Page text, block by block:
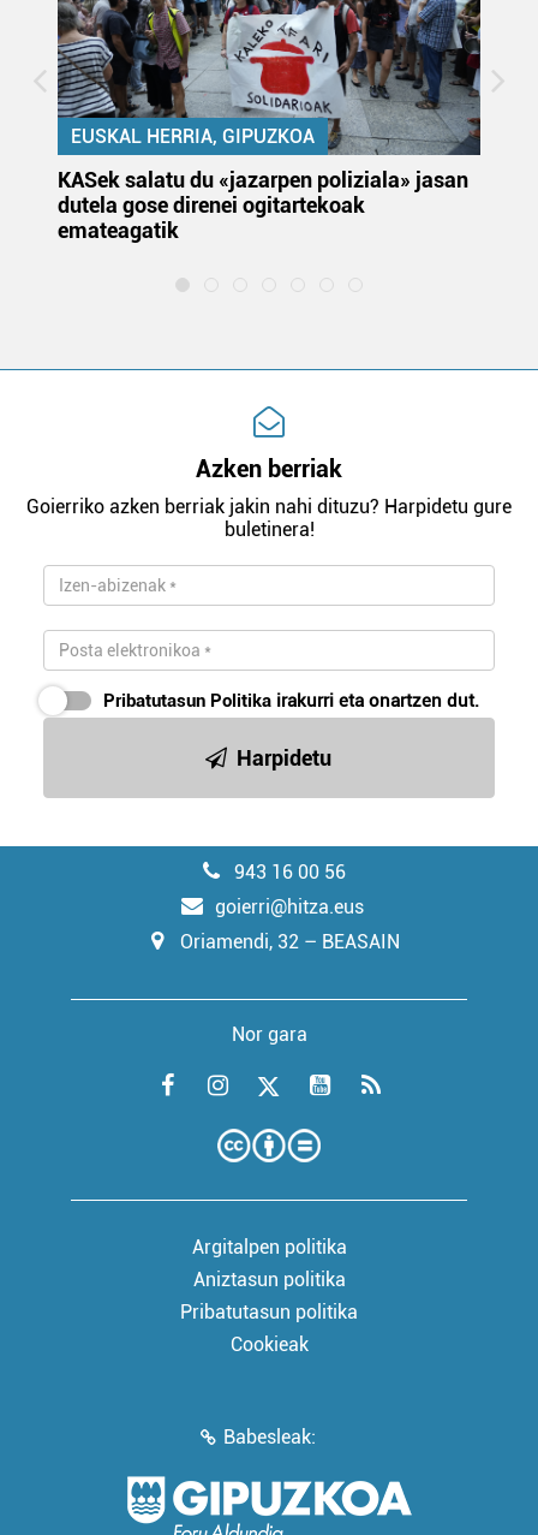
EUSKAL HERRIA, GIPUZKOA
KASek salatu du «jazarpen poliziala» jasan
dutela gose direnei ogitartekoak
emateagatik
Azken berriak
Goierriko azken berriak jakin nahi dituzu? Harpidetu gure
buletinera!
Pribatutasun Politika irakurri eta onartzen dut.
Harpidetu
943 16 00 56
goierri@hitza.eus
Oriamendi, 32 – BEASAIN
Nor gara
Argitalpen politika
Aniztasun politika
Pribatutasun politika
Cookieak
Babesleak: